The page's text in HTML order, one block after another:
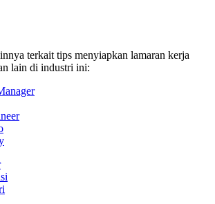
terkait tips menyiapkan lamaran kerja
lain di industri ini: